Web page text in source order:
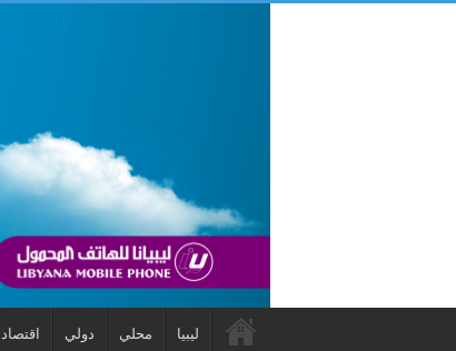
ليبيا محلي دولي اقتصاد